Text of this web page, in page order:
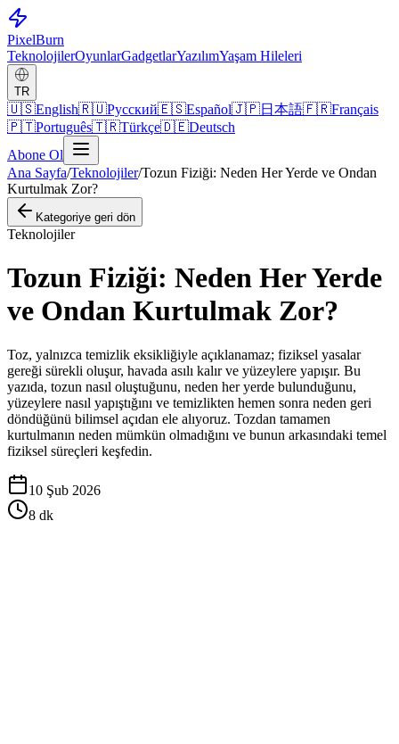
PixelBurn
TeknolojilerOyunlarGadgetlarYazılımYaşam Hileleri
TR
🇺🇸English🇷🇺Русский🇪🇸Español🇯🇵日本語🇫🇷Français
🇵🇹Português🇹🇷Türkçe🇩🇪Deutsch
Abone Ol
Ana Sayfa/Teknolojiler/Tozun Fiziği: Neden Her Yerde ve Ondan
Kurtulmak Zor?
Kategoriye geri dön
Teknolojiler
Tozun Fiziği: Neden Her Yerde
ve Ondan Kurtulmak Zor?
Toz, yalnızca temizlik eksikliğiyle açıklanamaz; fiziksel yasalar
gereği sürekli oluşur, havada asılı kalır ve yüzeylere yapışır. Bu
yazıda, tozun nasıl oluştuğunu, neden her yerde bulunduğunu,
yüzeylere nasıl yapıştığını ve temizlikten hemen sonra neden geri
döndüğünü bilimsel açıdan ele alıyoruz. Tozdan tamamen
kurtulmanın neden mümkün olmadığını ve bunun arkasındaki temel
fiziksel süreçleri keşfedin.
10 Şub 2026
8 dk